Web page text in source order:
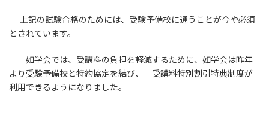
上記の試験合格のためには、受験予備校に通うことが今や必須
とされています。
如学会では、受講料の負担を軽減するために、如学会は昨年
より受験予備校と特約協定を結び、 受講料特別割引特典制度が
利用できるようになりました。